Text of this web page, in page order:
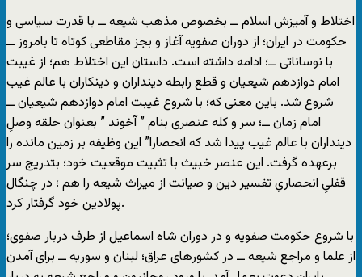
اختلاط و آمیزش اسلام ــ بخصوص مذهب شیعه ــ با قدرت سیاسی و
حکومت در ایران؛ از دوران صفویه آغاز و بجز مقاطعی کوتاه تا بامروز ــ
با نوساناتی ــ؛ ادامه داشته است. داستان این اختلاط هم؛ از غیبت
امام دوازدهم شیعیان و قطع رابطه دینداران و دینکاران با عالم غیب
شروع شد. باین معنی که؛ با شروع غیبت امام دوازدهم شیعیان ــ
امام زمان ــ؛ سر و کله عنصری بنام ” آخوند ” بعنوان حلقه وصلِ
دینداران با عالم غیب پیدا شد که انحصارا” این وظیفه بر زمین مانده را
برعهده گرفت. این عنصر خبیث با تثبیت موقعیت خود؛ بتدریج سر
قفلیِ انحصاریِ تفسیر دین و صیانت از میراث شیعه را هم ؛ در چنگال
پولادین خود گرفتار کرد.
با شروع حکومت صفویه و در دوران شاه اسماعیل از طرف دربار صفوی؛
از علما و مراجع شیعه ــ در کشورهای عراق؛ لبنان و سوریه ــ برای آمدن